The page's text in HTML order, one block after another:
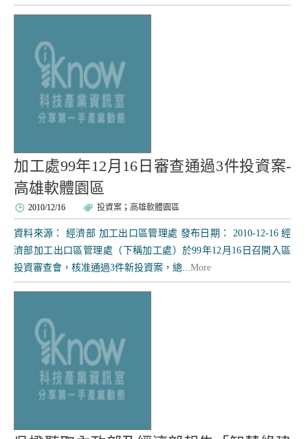
加工處99年12月16日審查通過3件投資案-
高雄軟體園區
2010/12/16 投資案 ； 高雄軟體園區
資料來源： 經濟部 加工出口區管理處 發布日期： 2010-12-16 經
濟部加工出口區管理處（下稱加工處）於99年12月16日召開入區
投資審查會，核准通過3件新投資案，總...More